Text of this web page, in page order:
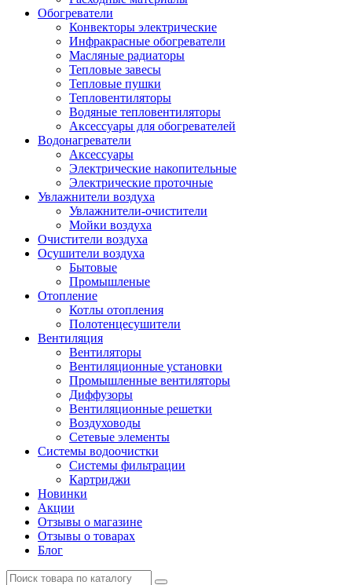
Обогреватели
Конвекторы электрические
Инфракрасные обогреватели
Масляные радиаторы
Тепловые завесы
Тепловые пушки
Тепловентиляторы
Водяные тепловентиляторы
Аксессуары для обогревателей
Водонагреватели
Аксессуары
Электрические накопительные
Электрические проточные
Увлажнители воздуха
Увлажнители-очистители
Мойки воздуха
Очистители воздуха
Осушители воздуха
Бытовые
Промышленые
Отопление
Котлы отопления
Полотенцесушители
Вентиляция
Вентиляторы
Вентиляционные установки
Промышленные вентиляторы
Диффузоры
Вентиляционные решетки
Воздуховоды
Сетевые элементы
Системы водоочистки
Системы фильтрации
Картриджи
Новинки
Акции
Отзывы о магазине
Отзывы о товарах
Блог